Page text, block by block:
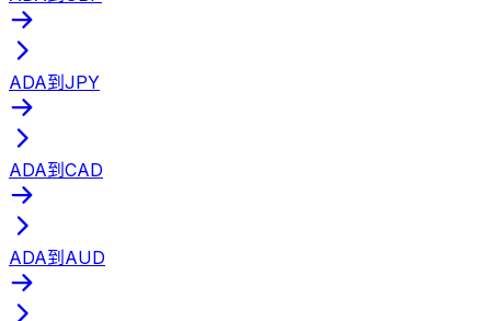
ADA到JPY
ADA到CAD
ADA到AUD